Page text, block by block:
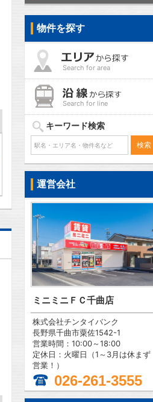
物件を探す
Search for area
Search for line
キーワード検索
運営会社
ミニミニＦＣ千曲店
株式会社チンタイバンク
長野県千曲市粟佐1542-1
営業時間：10:00～18:00
定休日：火曜日（1～3月は休まず
営業！）
026-261-3555